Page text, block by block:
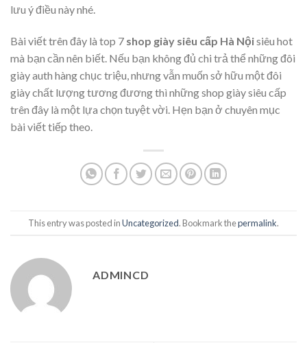
lưu ý điều này nhé.
Bài viết trên đây là top 7 shop giày siêu cấp Hà Nộisiêu hot
mà bạn cần nên biết. Nếu bạn không đủ chi trả thể những đôi
giày auth hàng chục triệu, nhưng vẫn muốn sở hữu một đôi
giày chất lượng tương đương thì những shop giày siêu cấp
trên đây là một lựa chọn tuyệt vời. Hẹn bạn ở chuyên mục
bài viết tiếp theo.
This entry was posted inUncategorized. Bookmark thepermalink.
ADMINCD